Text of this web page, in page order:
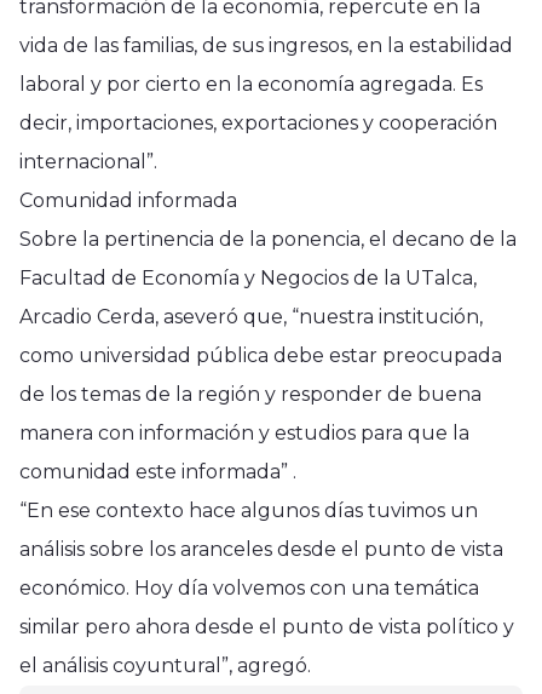
transformación de la economía, repercute en la
vida de las familias, de sus ingresos, en la estabilidad
laboral y por cierto en la economía agregada. Es
decir, importaciones, exportaciones y cooperación
internacional”.
Comunidad informada
Sobre la pertinencia de la ponencia, el decano de la
Facultad de Economía y Negocios de la UTalca,
Arcadio Cerda, aseveró que, “nuestra institución,
como universidad pública debe estar preocupada
de los temas de la región y responder de buena
manera con información y estudios para que la
comunidad este informada” .
“En ese contexto hace algunos días tuvimos un
análisis sobre los aranceles desde el punto de vista
económico. Hoy día volvemos con una temática
similar pero ahora desde el punto de vista político y
el análisis coyuntural”, agregó.
Tendencias
Universidad de Chile celebra el
Mes del Libro y la Lectura 2025 con
Deportes